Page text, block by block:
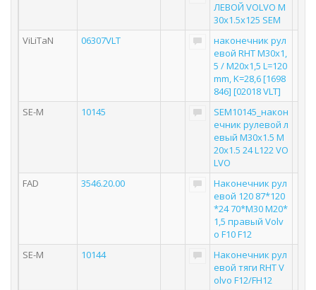
ЛЕВОЙ VOLVO M
30x1.5x125 SEM
ViLiTaN
06307VLT
наконечник рул
евой RHT М30х1,
5 / M20x1,5 L=120
mm, K=28,6 [1698
846] [02018 VLT]
SE-M
10145
SEM10145_након
ечник рулевой л
евый M30x1.5 M
20x1.5 24 L122 VO
LVO
FAD
3546.20.00
Наконечник рул
евой 120 87*120
*24 70*M30 M20*
1,5 правый Volv
o F10 F12
SE-M
10144
Наконечник рул
евой тяги RHT V
olvo F12/FH12